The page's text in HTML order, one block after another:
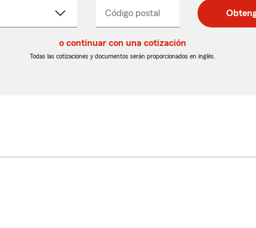
Código postal
postal
de
postal
de
_____
o continuar con una cotización
Todas las cotizaciones y documentos serán proporcionados en inglés.